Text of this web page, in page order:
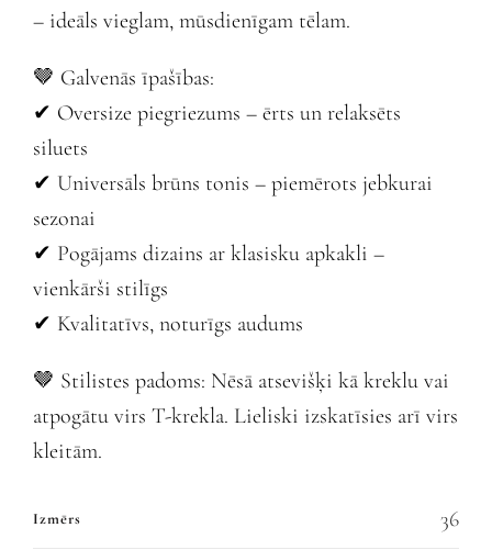
– ideāls vieglam, mūsdienīgam tēlam.
🤎 Galvenās īpašības:
✔ Oversize piegriezums – ērts un relaksēts
siluets
✔ Universāls brūns tonis – piemērots jebkurai
sezonai
✔ Pogājams dizains ar klasisku apkakli –
vienkārši stilīgs
✔ Kvalitatīvs, noturīgs audums
🤎 Stilistes padoms: Nēsā atsevišķi kā kreklu vai
atpogātu virs T-krekla. Lieliski izskatīsies arī virs
kleitām.
Izmērs 36